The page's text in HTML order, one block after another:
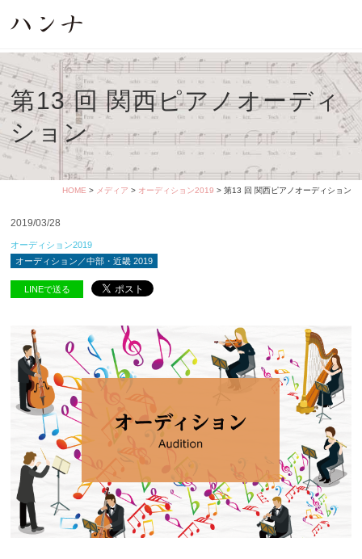
第13 回 関西ピアノオーディ
ション
HOME > メディア > オーディション2019 > 第13 回 関西ピアノオーディション
2019/03/28
オーディション2019
オーディション／中部・近畿 2019
LINEで送る